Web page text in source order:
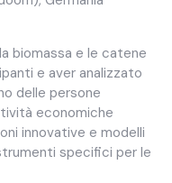
biomassa e le catene
e aver analizzato
delle persone
economiche
innovative e modelli
specifici per le